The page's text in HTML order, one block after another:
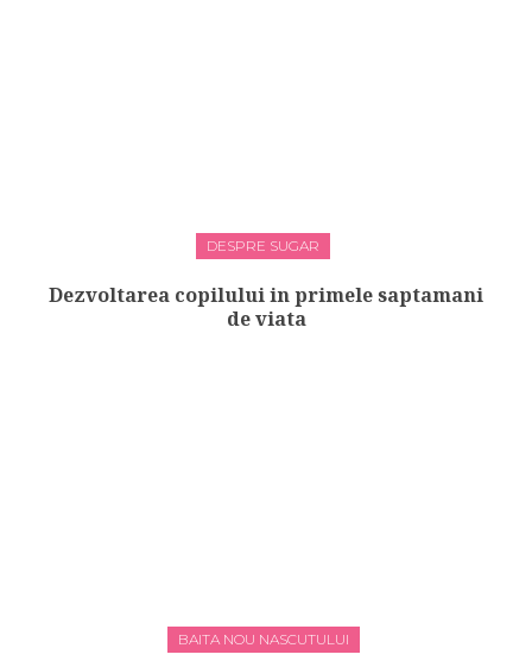
DESPRE SUGAR
Dezvoltarea copilului in primele saptamani
de viata
BAITA NOU NASCUTULUI